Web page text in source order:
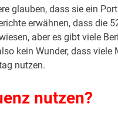
glauben, dass sie ein
erwähnen, dass die
aber es gibt viele
kein Wunder, dass
nutzen.
nutzen?